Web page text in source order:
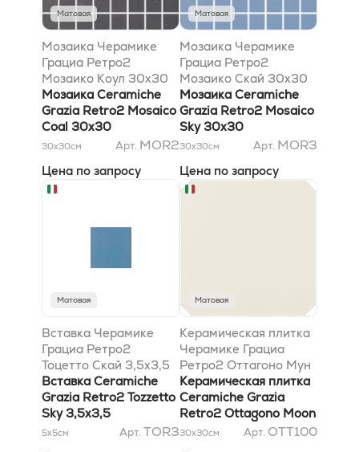
Матовая
Мозаика Черамике
Грациа Ретро2
Мозаико Коул 30x30
Мозаика Ceramiche
Grazia Retro2 Mosaico
Coal 30x30
30x30см Арт. MOR2
Цена по запросу
Матовая
Мозаика Черамике
Грациа Ретро2
Мозаико Скай 30x30
Мозаика Ceramiche
Grazia Retro2 Mosaico
Sky 30x30
30x30см Арт. MOR3
Цена по запросу
Матовая
Вставка Черамике
Грациа Ретро2
Тоцетто Скай 3,5x3,5
Вставка Ceramiche
Grazia Retro2 Tozzetto
Sky 3,5x3,5
5x5см Арт. TOR3
Матовая
Керамическая плитка
Черамике Грациа
Ретро2 Оттагоно Мун
30x30
Керамическая плитка
Ceramiche Grazia
Retro2 Ottagono Moon
30x30
30x30см Арт. OTT100